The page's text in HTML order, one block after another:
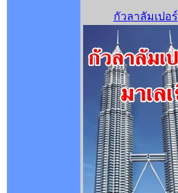
กัวลาลัมเปอร์